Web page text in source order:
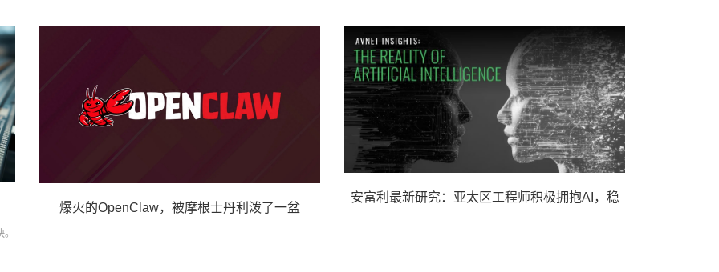
爆火的OpenClaw，被摩根士丹利泼了一盆
安富利最新研究：亚太区工程师积极拥抱AI，稳